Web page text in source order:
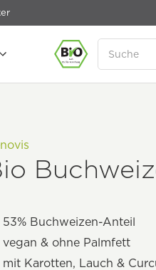
53% Buchweizen-Anteil
vegan & ohne Palmfett
mit Karotten, Lauch &